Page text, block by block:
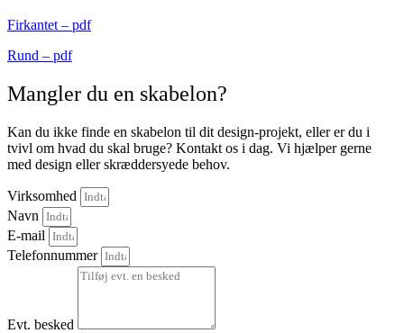
Firkantet – pdf
Rund – pdf
Mangler du en skabelon?
Kan du ikke finde en skabelon til dit design-projekt, eller er du i
tvivl om hvad du skal bruge? Kontakt os i dag. Vi hjælper gerne
med design eller skræddersyede behov.
Virksomhed
Navn
E-mail
Telefonnummer
Evt. besked